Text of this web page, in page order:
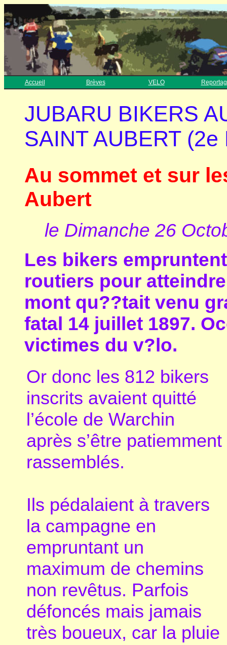
Accueil Brèves VELO
JUBARU BIKERS
SAINT AUBERT
Au sommet et sur
Aubert
le Dimanche 26
Les bikers
routiers pour
mont qu??tait venu
fatal 14 juillet 1897.
victimes du v?lo.
Or donc les 812 bikers
inscrits avaient quitté
l’école de Warchin
après s’être patiemment
rassemblés.
Ils pédalaient à travers
la campagne en
empruntant un
maximum de chemins
non revêtus. Parfois
défoncés mais jamais
très boueux, car la pluie